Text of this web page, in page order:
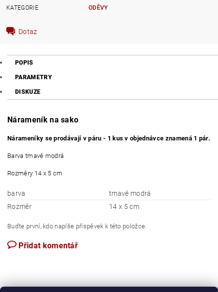
KATEGORIE
ODĚVY
Dotaz
POPIS
PARAMETRY
DISKUZE
Nárameník na sako
Nárameníky se prodávají v páru - 1 kus v objednávce znamená 1 pár.
Barva tmavě modrá
Rozměry 14 x 5 cm
barva
tmavě modrá
Rozměr
14 x 5 cm
Buďte první, kdo napíše příspěvek k této položce.
Přidat komentář